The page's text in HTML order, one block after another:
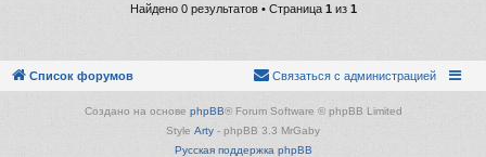
Найдено 0 результатов • Страница 1из 1
Список форумов Связаться с администрацией
Создано на основе phpBB® Forum Software © phpBB Limited
Style Arty - phpBB 3.3 MrGaby
Русская поддержка phpBB